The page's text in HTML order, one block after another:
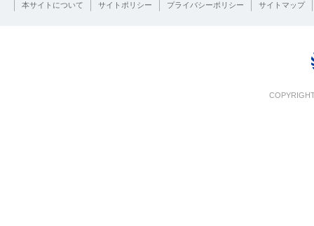
本サイトについて サイトポリシー プライバシーポリシー サイトマップ